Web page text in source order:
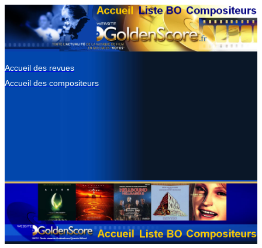
Accueil des revues
Accueil des compositeurs